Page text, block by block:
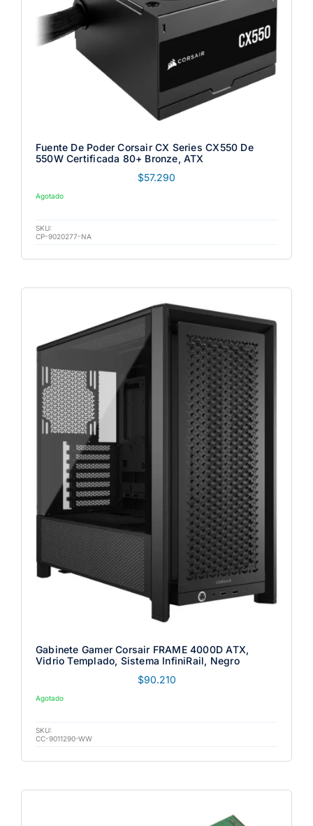
Fuente De Poder Corsair CX Series CX550 De
550W Certificada 80+ Bronze, ATX
$57.290
Agotado
SKU:
CP-9020277-NA
Gabinete Gamer Corsair FRAME 4000D ATX,
Vidrio Templado, Sistema InfiniRail, Negro
$90.210
Agotado
SKU:
CC-9011290-WW